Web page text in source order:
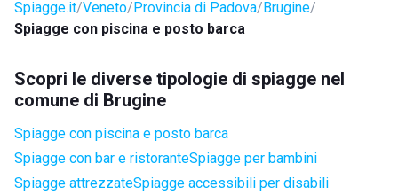
Spiagge.it Veneto Provincia di Padova Brugine
Spiagge con piscina e posto barca
Scopri le diverse tipologie di spiagge nel
comune di Brugine
Spiagge con piscina e posto barca
Spiagge con bar e ristoranteSpiagge per bambini
Spiagge attrezzateSpiagge accessibili per disabili